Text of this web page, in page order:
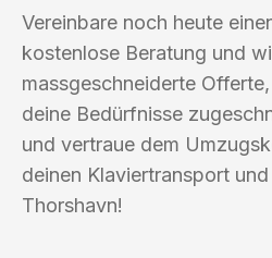
Vereinbare noch heute
kostenlose Beratung und
massgeschneiderte
deine Bedürfnisse
und vertraue dem
deinen Klaviertransport
Thorshavn!